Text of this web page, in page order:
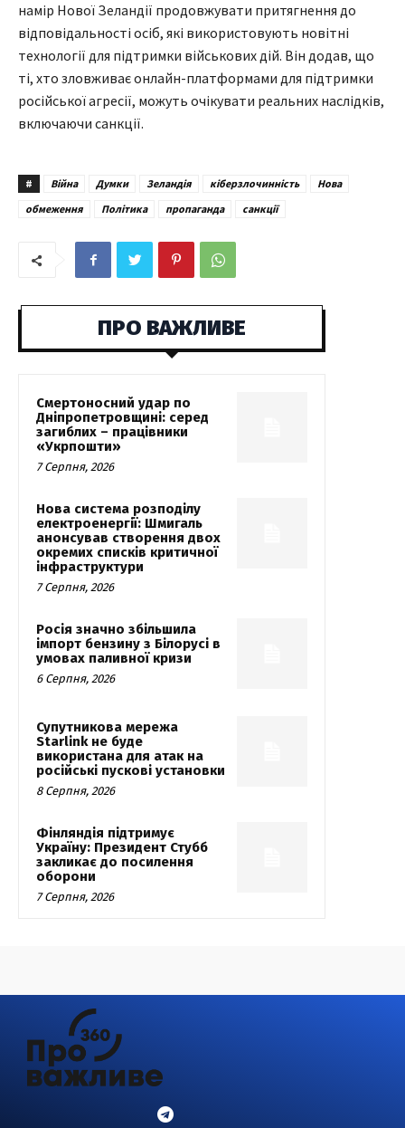
намір Нової Зеландії продовжувати притягнення до
відповідальності осіб, які використовують новітні
технології для підтримки військових дій. Він додав, що
ті, хто зловживає онлайн-платформами для підтримки
російської агресії, можуть очікувати реальних наслідків,
включаючи санкції.
# Війна Думки Зеландія кіберзлочинність
Нова
обмеження
Політика пропаганда санкції
ПРО ВАЖЛИВЕ
Смертоносний удар по
Дніпропетровщині: серед
загиблих – працівники
«Укрпошти»
7 Серпня, 2026
Нова система розподілу
електроенергії: Шмигаль
анонсував створення двох
окремих списків критичної
інфраструктури
7 Серпня, 2026
Росія значно збільшила
імпорт бензину з Білорусі в
умовах паливної кризи
6 Серпня, 2026
Супутникова мережа
Starlink не буде
використана для атак на
російські пускові установки
8 Серпня, 2026
Фінляндія підтримує
Україну: Президент Стубб
закликає до посилення
оборони
7 Серпня, 2026